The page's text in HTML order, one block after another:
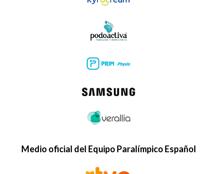
Medio oficial del Equipo Paralímpico Español